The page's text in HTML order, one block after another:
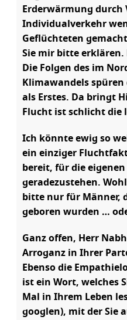
Erderwärmung durch
Individualverkehr
Geflüchteten
Sie mir bitte erklären.
Die Folgen des im
Klimawandels spüren
als Erstes. Da bringt
Flucht ist schlicht die
Ich könnte ewig so
ein einziger
bereit, für die
geradezustehen.
bitte nur für Männer,
geboren wurden …
Ganz offen, Herr
Arroganz in Ihrer
Ebenso die
ist ein Wort, welches
Mal in Ihrem Leben
googlen), mit der Sie